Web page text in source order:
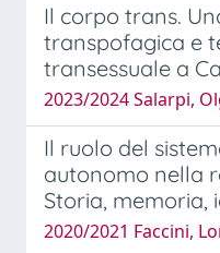
Il corpo trans.
transpofagica e
transessuale a
2023/2024 Salarpi,
Il ruolo del
autonomo nella
Storia, memoria,
2020/2021 Faccini,